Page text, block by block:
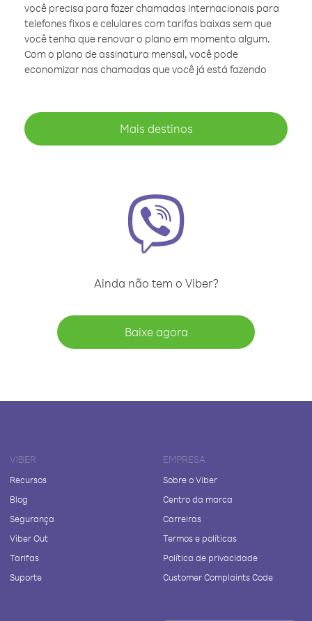
você precisa para fazer chamadas internacionais para
telefones fixos e celulares com tarifas baixas sem que
você tenha que renovar o plano em momento algum.
Com o plano de assinatura mensal, você pode
economizar nas chamadas que você já está fazendo
Mais destinos
Ainda não tem o Viber?
Baixe agora
VIBER
Recursos
Blog
Segurança
Viber Out
Tarifas
Suporte
EMPRESA
Sobre o Viber
Centro da marca
Carreiras
Termos e políticas
Política de privacidade
Customer Complaints Code